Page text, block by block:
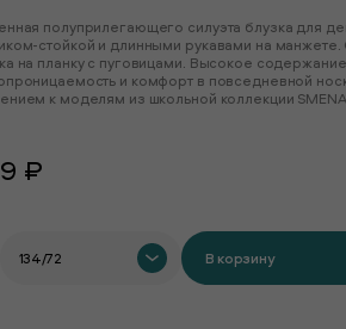
полуприлегающего силуэта блузка для
стойкой и длинными рукавами на
на планку с пуговицами. Высокое
и комфорт в повседневной
к моделям из школьной коллекции
₽
134/72 В корзину